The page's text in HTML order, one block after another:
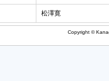
松澤寛
Copyright ©